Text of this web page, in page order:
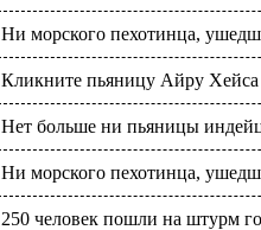
Ни морского пехотинца,
Кликните пьяницу Айру
Нет больше ни пьяницы
Ни морского пехотинца,
250 человек пошли на штурм